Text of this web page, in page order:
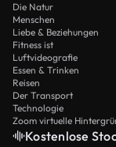
Die Natur
Menschen
Liebe & Beziehungen
Fitness ist
Luftvideografie
Essen & Trinken
Reisen
Der Transport
Technologie
Zoom virtuelle
Kostenlose